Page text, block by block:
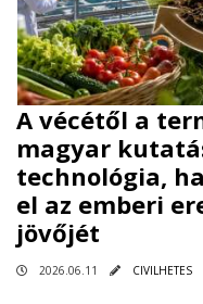
A vécétől a
magyar
technológia,
el az emberi
jövőjét
2026.06.11 CIVILHETES